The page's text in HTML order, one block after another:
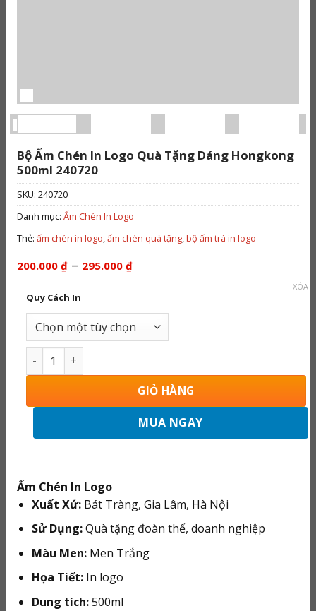
Bộ Ấm Chén In Logo Quà Tặng Dáng Hongkong
500ml 240720
SKU: 240720
Danh mục: Ấm Chén In Logo
Thẻ: ấm chén in logo,ấm chén quà tặng,bộ ấm trà in logo
200.000 ₫ – 295.000 ₫Khoảng
đến
295.000 ₫
Quy Cách In
XÓA
Bộ Ấm Chén In Logo Quà Tặng Dáng Hongkong 500ml
GIỎ HÀNG
MUA NGAY
Ấm Chén In Logo
Xuất Xứ:Bát Tràng, Gia Lâm, Hà Nội
Sử Dụng:Quà tặng đoàn thể, doanh nghiệp
Màu Men:Men Trắng
Họa Tiết:In logo
Dung tích:500ml